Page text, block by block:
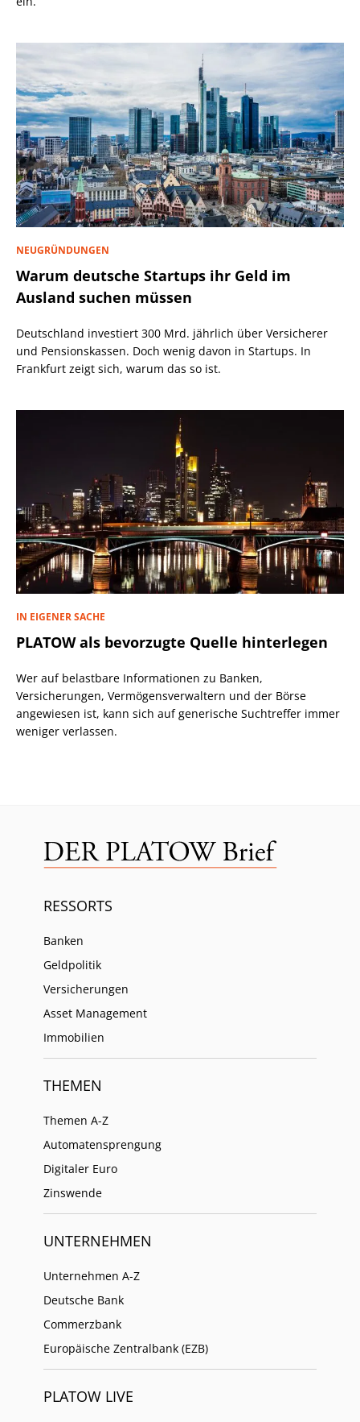
NEUGRÜNDUNGEN
Warum deutsche Startups ihr Geld im
Ausland suchen müssen
Deutschland investiert 300 Mrd. jährlich über Versicherer
und Pensionskassen. Doch wenig davon in Startups. In
Frankfurt zeigt sich, warum das so ist.
IN EIGENER SACHE
PLATOW als bevorzugte Quelle hinterlegen
Wer auf belastbare Informationen zu Banken,
Versicherungen, Vermögensverwaltern und der Börse
angewiesen ist, kann sich auf generische Suchtreffer immer
weniger verlassen.
RESSORTS
Banken
Geldpolitik
Versicherungen
Asset Management
Immobilien
THEMEN
Themen A-Z
Automatensprengung
Digitaler Euro
Zinswende
UNTERNEHMEN
Unternehmen A-Z
Deutsche Bank
Commerzbank
Europäische Zentralbank (EZB)
PLATOW LIVE